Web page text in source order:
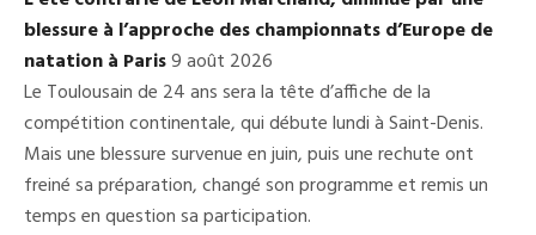
blessure à l’approche des championnats d’Europe de
natation à Paris9 août 2026
Le Toulousain de 24 ans sera la tête d’affiche de la
compétition continentale, qui débute lundi à Saint-Denis.
Mais une blessure survenue en juin, puis une rechute ont
freiné sa préparation, changé son programme et remis un
temps en question sa participation.